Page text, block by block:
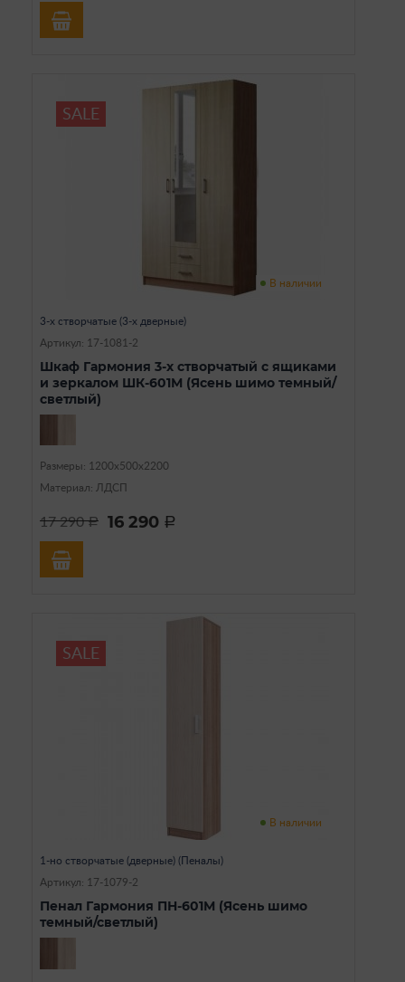
SALE
В наличии
3-х створчатые (3-х дверные)
Артикул: 17-1081-2
Шкаф Гармония 3-х створчатый с ящиками
и зеркалом ШК-601М (Ясень шимо темный/
светлый)
Размеры: 1200х500х2200
Материал: ЛДСП
17 290a 16 290 a
SALE
В наличии
1-но створчатые (дверные) (Пеналы)
Артикул: 17-1079-2
Пенал Гармония ПН-601М (Ясень шимо
темный/светлый)